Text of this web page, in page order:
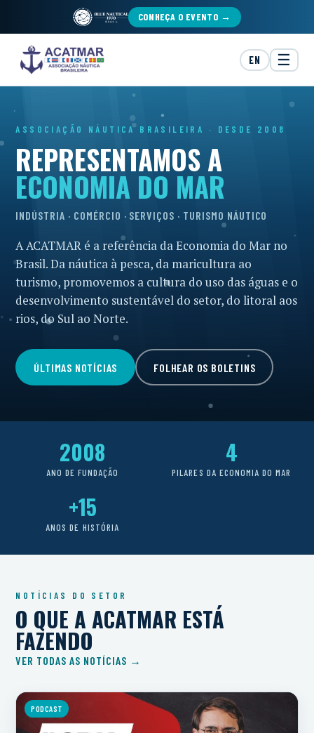
CONHEÇA O EVENTO →
EN ☰
ASSOCIAÇÃO NÁUTICA BRASILEIRA · DESDE 2008
REPRESENTAMOS A
ECONOMIA DO MAR
INDÚSTRIA · COMÉRCIO · SERVIÇOS · TURISMO NÁUTICO
A ACATMAR é a referência da Economia do Mar no
Brasil. Da náutica à pesca, da maricultura ao
turismo, promovemos a cultura do uso das águas e o
desenvolvimento sustentável do setor, do litoral aos
rios, do Sul ao Norte.
ÚLTIMAS NOTÍCIAS FOLHEAR OS BOLETINS
2008
ANO DE FUNDAÇÃO
4
PILARES DA ECONOMIA DO MAR
+15
ANOS DE HISTÓRIA
NOTÍCIAS DO SETOR
O QUE A ACATMAR ESTÁ
FAZENDO
VER TODAS AS NOTÍCIAS →
PODCAST